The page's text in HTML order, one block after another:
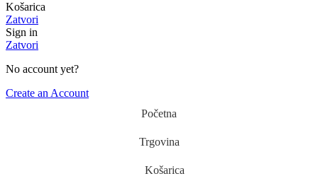
Košarica
Zatvori
Sign in
Zatvori
No account yet?
Create an Account
Početna
Trgovina
Košarica